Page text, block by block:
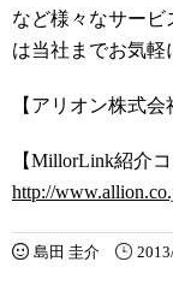
など様々なサー
は当社までお気軽
【アリオン株式
【MillorLink紹介
http://
島田 圭介